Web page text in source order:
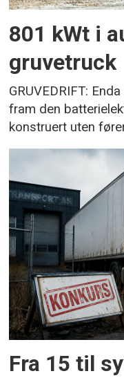
801 kWt i
gruvetruck
GRUVEDRIFT:
fram den
konstruert uten
Fra 15 til